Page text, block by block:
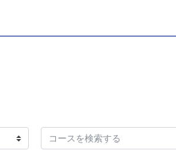
コースを検索する